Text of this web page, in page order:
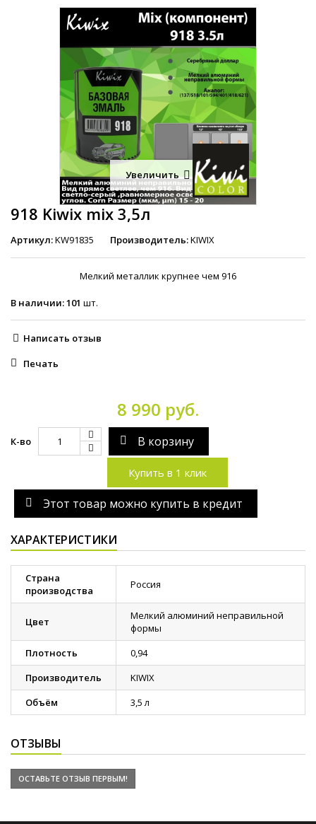
Увеличить
918 Kiwix mix 3,5л
Артикул:KW91835 Производитель:KIWIX
Мелкий металлик крупнее чем 916
В наличии:101 шт.
Написать отзыв
Печать
8 990 руб.
К-во В корзину
Купить в 1 клик
Этот товар можно купить в кредит
ХАРАКТЕРИСТИКИ
Страна
производства
Россия
Цвет
Мелкий алюминий неправильной
формы
Плотность
0,94
Производитель
KIWIX
Объём
3,5 л
ОТЗЫВЫ
ОСТАВЬТЕ ОТЗЫВ ПЕРВЫМ!